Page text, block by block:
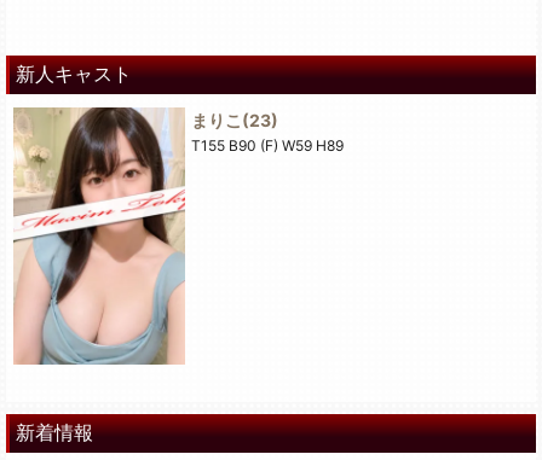
新人キャスト
まりこ (23)
T155 B90 (F) W59 H89
新着情報